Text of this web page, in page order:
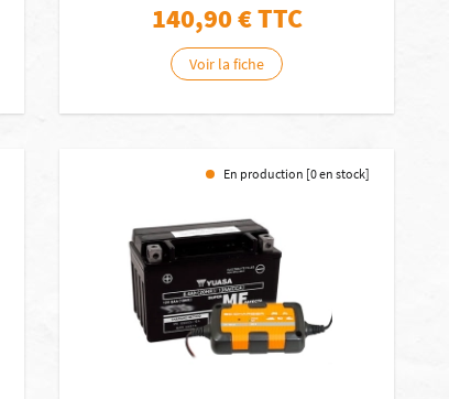
140,90€ TTC
Voir la fiche
En production [0 en stock]